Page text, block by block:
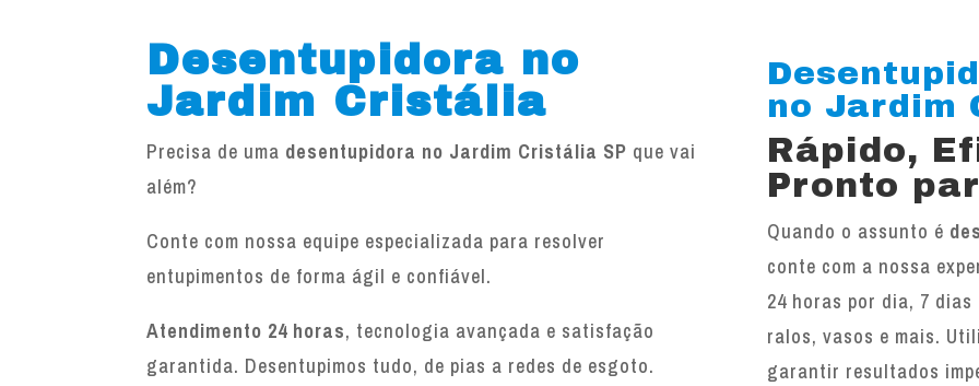
Desentupidora no
Jardim Cristália
Precisa de uma desentupidora no Jardim Cristália SP que vai
além?
Conte com nossa equipe especializada para resolver
entupimentos de forma ágil e confiável.
Atendimento 24 horas, tecnologia avançada e satisfação
garantida. Desentupimos tudo, de pias a redes de esgoto.
no Jardim
Rápido,
Pronto
Quando o assunto é
conte com a nossa
24 horas por dia, 7
ralos, vasos e mais.
garantir resultados